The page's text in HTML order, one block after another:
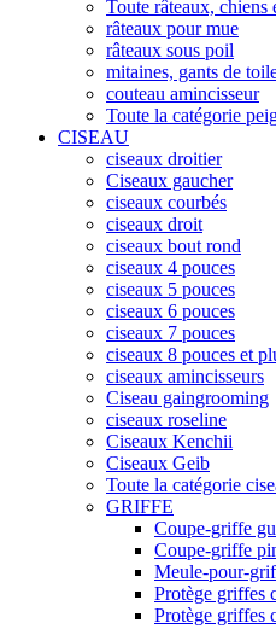
Toute râteaux, chiens
râteaux pour mue
râteaux sous poil
mitaines, gants de
couteau amincisseur
Toute la catégorie
CISEAU
ciseaux droitier
Ciseaux gaucher
ciseaux courbés
ciseaux droit
ciseaux bout rond
ciseaux 4 pouces
ciseaux 5 pouces
ciseaux 6 pouces
ciseaux 7 pouces
ciseaux 8 pouces et
ciseaux amincisseurs
Ciseau gaingrooming
ciseaux roseline
Ciseaux Kenchii
Ciseaux Geib
Toute la catégorie
GRIFFE
Coupe-griffe
Coupe-griffe
Meule-pour-
Protège griffes
Protège griffes